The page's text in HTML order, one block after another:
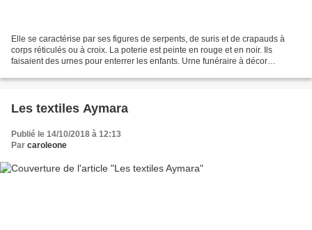
Elle se caractérise par ses figures de serpents, de suris et de crapauds à
corps réticulés ou à croix. La poterie est peinte en rouge et en noir. Ils
faisaient des urnes pour enterrer les enfants. Urne funéraire à décor
Les textiles Aymara
Publié le 14/10/2018 à 12:13
Par caroleone